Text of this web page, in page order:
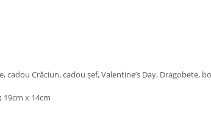
cadou Crăciun, cadou șef, Valentine’s Day, Dragobete,
19cm x 14cm